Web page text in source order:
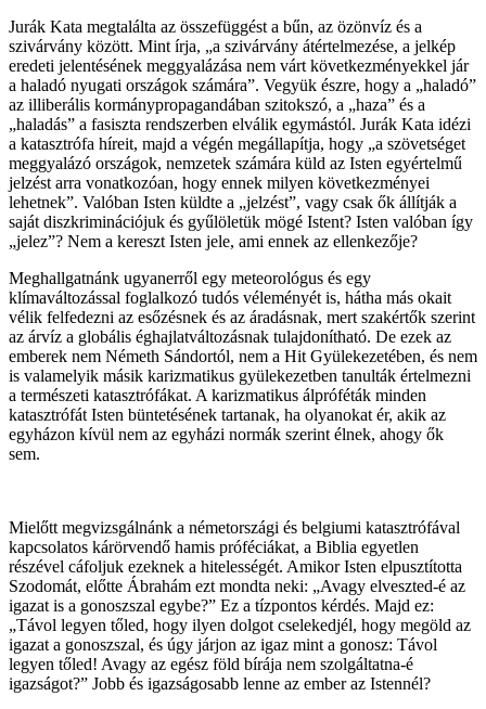
Jurák Kata megtalálta az összefüggést a bűn, az özönvíz és a
szivárvány között. Mint írja, „a szivárvány átértelmezése, a jelkép
eredeti jelentésének meggyalázása nem várt következményekkel jár
a haladó nyugati országok számára”. Vegyük észre, hogy a „haladó”
az illiberális kormánypropagandában szitokszó, a „haza” és a
„haladás” a fasiszta rendszerben elválik egymástól. Jurák Kata idézi
a katasztrófa híreit, majd a végén megállapítja, hogy „a szövetséget
meggyalázó országok, nemzetek számára küld az Isten egyértelmű
jelzést arra vonatkozóan, hogy ennek milyen következményei
lehetnek”. Valóban Isten küldte a „jelzést”, vagy csak ők állítják a
saját diszkriminációjuk és gyűlöletük mögé Istent? Isten valóban így
„jelez”? Nem a kereszt Isten jele, ami ennek az ellenkezője?
Meghallgatnánk ugyanerről egy meteorológus és egy
klímaváltozással foglalkozó tudós véleményét is, hátha más okait
vélik felfedezni az esőzésnek és az áradásnak, mert szakértők szerint
az árvíz a globális éghajlatváltozásnak tulajdonítható. De ezek az
emberek nem Németh Sándortól, nem a Hit Gyülekezetében, és nem
is valamelyik másik karizmatikus gyülekezetben tanulták értelmezni
a természeti katasztrófákat. A karizmatikus álpróféták minden
katasztrófát Isten büntetésének tartanak, ha olyanokat ér, akik az
egyházon kívül nem az egyházi normák szerint élnek, ahogy ők
sem.
Mielőtt megvizsgálnánk a németországi és belgiumi katasztrófával
kapcsolatos kárörvendő hamis próféciákat, a Biblia egyetlen
részével cáfoljuk ezeknek a hitelességét. Amikor Isten elpusztította
Szodomát, előtte Ábrahám ezt mondta neki: „Avagy elveszted-é az
igazat is a gonoszszal egybe?” Ez a tízpontos kérdés. Majd ez:
„Távol legyen tőled, hogy ilyen dolgot cselekedjél, hogy megöld az
igazat a gonoszszal, és úgy járjon az igaz mint a gonosz: Távol
legyen tőled! Avagy az egész föld bírája nem szolgáltatna-é
igazságot?” Jobb és igazságosabb lenne az ember az Istennél?